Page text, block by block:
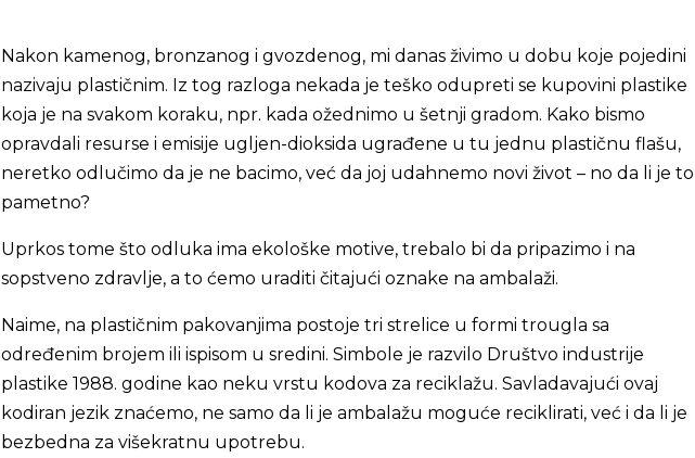
Nakon kamenog, bronzanog i gvozdenog, mi danas živimo u dobu koje pojedini
nazivaju plastičnim. Iz tog razloga nekada je teško odupreti se kupovini plastike
koja je na svakom koraku, npr. kada ožednimo u šetnji gradom. Kako bismo
opravdali resurse i emisije ugljen-dioksida ugrađene u tu jednu plastičnu flašu,
neretko odlučimo da je ne bacimo, već da joj udahnemo novi život – no da li je to
pametno?
Uprkos tome što odluka ima ekološke motive, trebalo bi da pripazimo i na
sopstveno zdravlje, a to ćemo uraditi čitajući oznake na ambalaži.
Naime, na plastičnim pakovanjima postoje tri strelice u formi trougla sa
određenim brojem ili ispisom u sredini. Simbole je razvilo Društvo industrije
plastike 1988. godine kao neku vrstu kodova za reciklažu. Savladavajući ovaj
kodiran jezik znaćemo, ne samo da li je ambalažu moguće reciklirati, već i da li je
bezbedna za višekratnu upotrebu.